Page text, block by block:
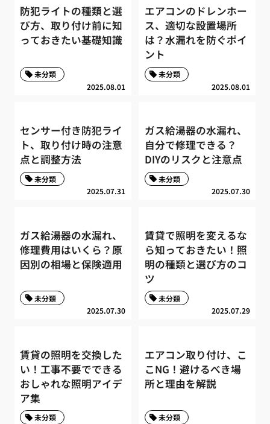
防犯ライトの種類と選
び方、取り付け前に知
っておきたい基礎知識
2025.08.01
未分類
エアコンのドレンホー
ス、適切な設置場所
は？水漏れを防ぐポイ
ント
2025.08.01
未分類
センサー付き防犯ライ
ト、取り付け時の注意
点と調整方法
2025.07.31
未分類
ガス給湯器の水漏れ、
自分で修理できる？
DIYのリスクと注意点
2025.07.30
未分類
ガス給湯器の水漏れ、
修理費用はいくら？原
因別の相場と保険適用
2025.07.30
未分類
賃貸で照明を変えるな
ら知っておきたい！照
明の種類と選び方のコ
ツ
2025.07.29
未分類
賃貸の照明を交換した
い！工事不要でできる
おしゃれな照明アイデ
ア集
未分類
エアコン取り付け、こ
こNG！避けるべき場
所と理由を解説
未分類